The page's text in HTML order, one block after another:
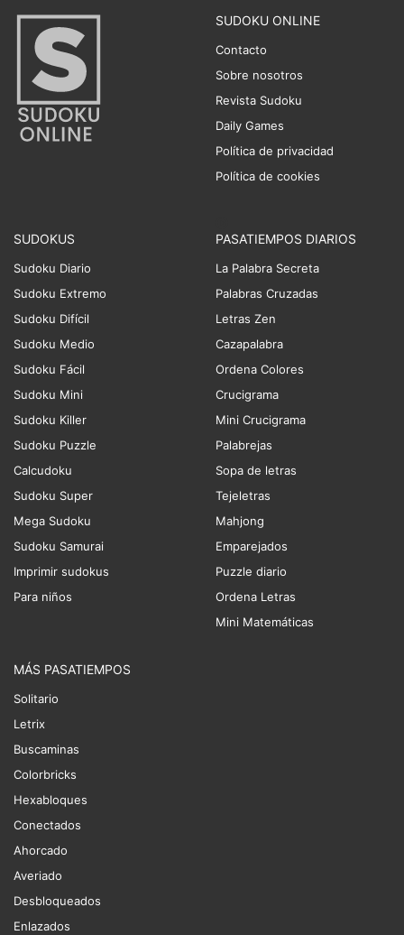
SUDOKU ONLINE
Contacto
Sobre nosotros
Revista Sudoku
Daily Games
Política de privacidad
Política de cookies
SUDOKUS
Sudoku Diario
Sudoku Extremo
Sudoku Difícil
Sudoku Medio
Sudoku Fácil
Sudoku Mini
Sudoku Killer
Sudoku Puzzle
Calcudoku
Sudoku Super
Mega Sudoku
Sudoku Samurai
Imprimir sudokus
Para niños
PASATIEMPOS DIARIOS
La Palabra Secreta
Palabras Cruzadas
Letras Zen
Cazapalabra
Ordena Colores
Crucigrama
Mini Crucigrama
Palabrejas
Sopa de letras
Tejeletras
Mahjong
Emparejados
Puzzle diario
Ordena Letras
Mini Matemáticas
MÁS PASATIEMPOS
Solitario
Letrix
Buscaminas
Colorbricks
Hexabloques
Conectados
Ahorcado
Averiado
Desbloqueados
Enlazados